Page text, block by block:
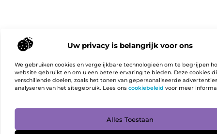
Uw privacy is belangrijk voor ons
We gebruiken cookies en vergelijkbare technologieën om te begrijpen
website gebruikt en om u een betere ervaring te bieden. Deze cookies
verschillende doelen, zoals het tonen van gepersonaliseerde
analyseren van het sitegebruik. Lees ons cookiebeleid voor meer
Alles Toestaan